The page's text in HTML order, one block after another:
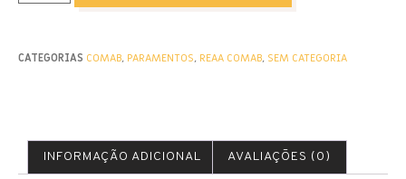
CATEGORIAS COMAB, PARAMENTOS, REAA COMAB, SEM CATEGORIA
INFORMAÇÃO ADICIONAL AVALIAÇÕES (0)